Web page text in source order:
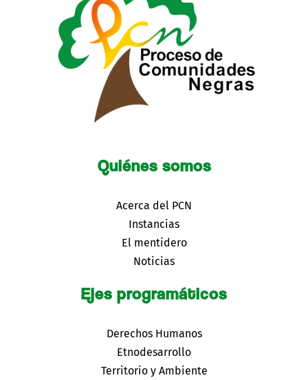
Quiénes somos
Acerca del PCN
Instancias
El mentidero
Noticias
Ejes programáticos
Derechos Humanos
Etnodesarrollo
Territorio y Ambiente